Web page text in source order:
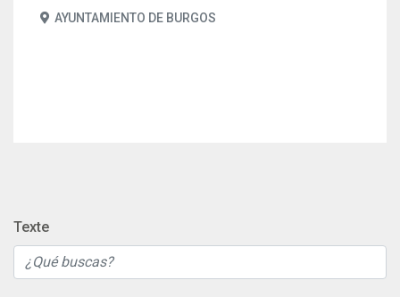
AYUNTAMIENTO DE BURGOS
Texte